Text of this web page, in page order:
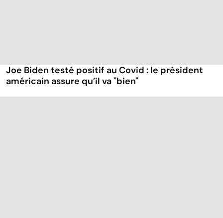
Joe Biden testé positif au Covid : le président
américain assure qu’il va "bien"